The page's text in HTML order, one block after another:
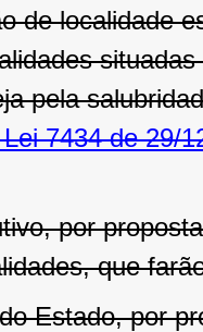
de localidade
pela
7434 de 29/
por
que
Estado, por